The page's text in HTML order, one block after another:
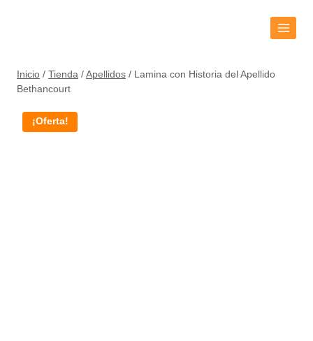
Inicio / Tienda / Apellidos / Lamina con Historia del Apellido
Bethancourt
¡Oferta!